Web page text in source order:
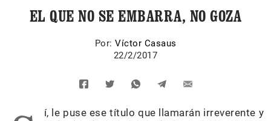
EL QUE NO SE EMBARRA, NO GOZA
Por: Víctor Casaus
22/2/2017
í, le puse ese título que llamarán irreverente y